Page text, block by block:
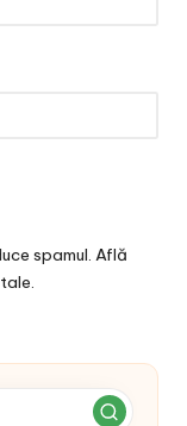
spamul. Află
.